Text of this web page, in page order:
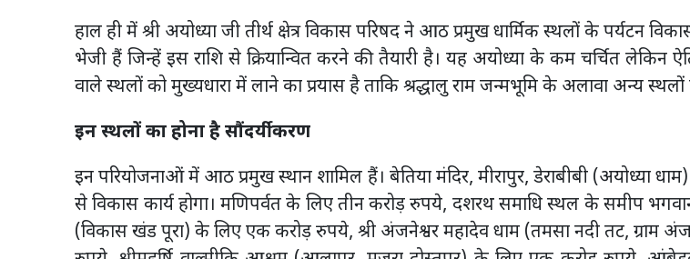
हाल ही में श्री अयोध्या जी तीर्थ क्षेत्र विकास परिषद ने आठ प्रमुख धार्मिक स्थलों के पर्यटन
भेजी हैं जिन्हें इस राशि से क्रियान्वित करने की तैयारी है। यह अयोध्या के कम चर्चित लेकिन
वाले स्थलों को मुख्यधारा में लाने का प्रयास है ताकि श्रद्धालु राम जन्मभूमि के अलावा अन्य
इन स्थलों का होना है सौंदर्यीकरण
इन परियोजनाओं में आठ प्रमुख स्थान शामिल हैं। बेतिया मंदिर, मीरापुर, डेराबीबी (अयोध्या
से विकास कार्य होगा। मणिपर्वत के लिए तीन करोड़ रुपये, दशरथ समाधि स्थल के समीप
(विकास खंड पूरा) के लिए एक करोड़ रुपये, श्री अंजनेश्वर महादेव धाम (तमसा नदी तट, ग्राम